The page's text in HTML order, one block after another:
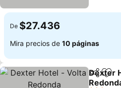
De $27.436
Mira precios de 10 páginas
Dexter